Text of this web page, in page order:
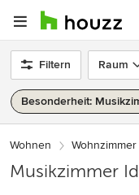
Filtern Raum
Besonderheit:
Wohnen Wohnzimmer
Musikzimmer